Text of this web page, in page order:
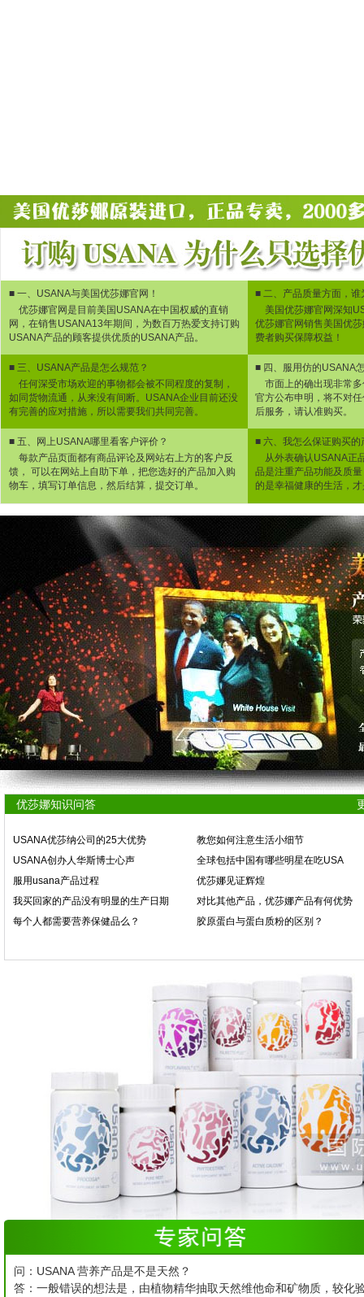
■ 一、USANA与美国优莎娜官网！
优莎娜官网是目前美国USANA在中国权威的直销
网，在销售USANA13年期间，为数百万热爱支持订购
USANA产品的顾客提供优质的USANA产品。
■ 二、产品质量方面，谁
美国优莎娜官网深知
优莎娜官网销售美国优
费者购买保障权益！
■ 三、USANA产品是怎么规范？
任何深受市场欢迎的事物都会被不同程度的复制，
如同货物流通，从来没有间断。USANA企业目前还没
有完善的应对措施，所以需要我们共同完善。
■ 四、服用仿的USANA
市面上的确出现非常
官方公布申明，将不对
后服务，请认准购买。
■ 五、网上USANA哪里看客户评价？
每款产品页面都有商品评论及网站右上方的客户反
馈， 可以在网站上自助下单，把您选好的产品加入购
物车，填写订单信息，然后结算，提交订单。
■ 六、我怎么保证购买的
从外表确认USANA正
品是注重产品功能及质
的是幸福健康的生活，
优莎娜知识问答
USANA优莎纳公司的25大优势
教您如何注意生活小细节
USANA创办人华斯博士心声
全球包括中国有哪些明星在吃USA
服用usana产品过程
优莎娜见证辉煌
我买回家的产品没有明显的生产日期
对比其他产品，优莎娜产品有何优势
每个人都需要营养保健品么？
胶原蛋白与蛋白质粉的区别？
问：USANA 营养产品是不是天然？
答：一般错误的想法是，由植物精华抽取天然维他命和矿物质，较化